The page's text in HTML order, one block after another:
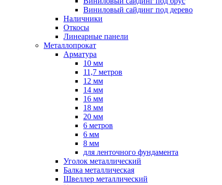
Виниловый сайдинг под дерево
Наличники
Откосы
Линеарные панели
Металлопрокат
Арматура
10 мм
11,7 метров
12 мм
14 мм
16 мм
18 мм
20 мм
6 метров
6 мм
8 мм
для ленточного фундамента
Уголок металлический
Балка металлическая
Швеллер металлический